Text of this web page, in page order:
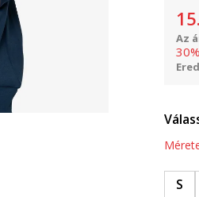
Az
30%
S